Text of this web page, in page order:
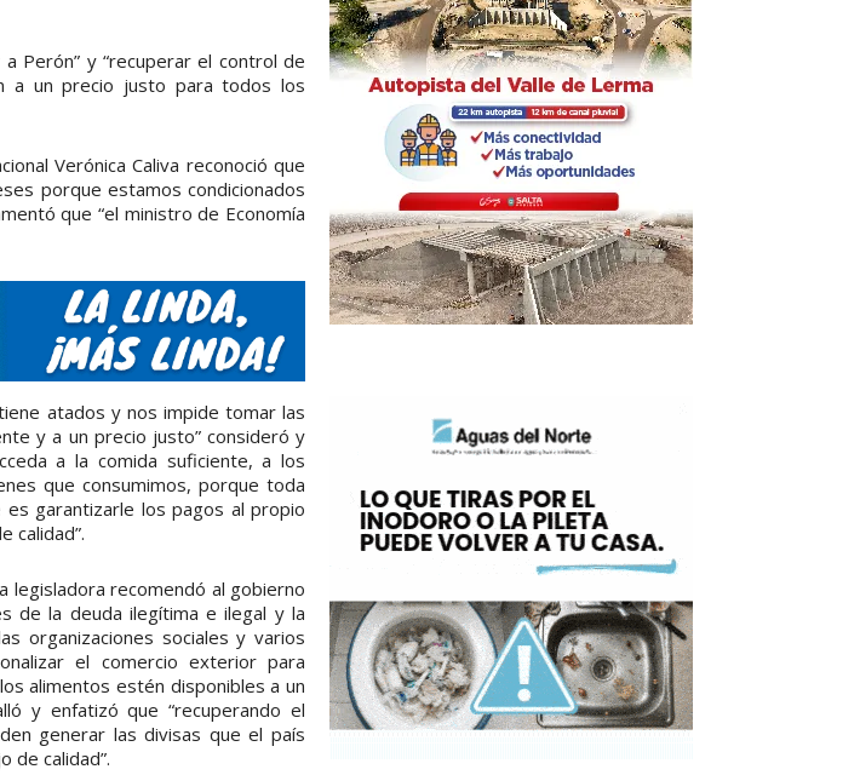
Perón” y “recuperar el control de
a un precio justo para todos los
Verónica Caliva reconoció que
porque estamos condicionados
que “el ministro de Economía
atados y nos impide tomar las
y a un precio justo” consideró y
a la comida suficiente, a los
que consumimos, porque toda
garantizarle los pagos al propio
calidad”.
legisladora recomendó al gobierno
de la deuda ilegítima e ilegal y la
organizaciones sociales y varios
el comercio exterior para
alimentos estén disponibles a un
y enfatizó que “recuperando el
generar las divisas que el país
de calidad”.